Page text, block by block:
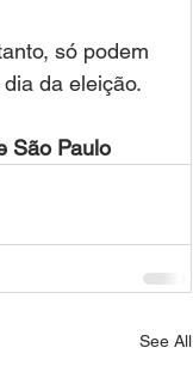
só podem
da eleição.
São Paulo
See All